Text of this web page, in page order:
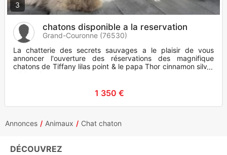
3
chatons disponible a la reservation
Grand-Couronne (76530)
La chatterie des secrets sauvages a le plaisir de vous
annoncer l'ouverture des réservations des magnifique
chatons de Tiffany lilas point & le papa Thor cinnamon silver
tabby, des
1 350 €
Annonces Animaux Chat chaton
DÉCOUVREZ